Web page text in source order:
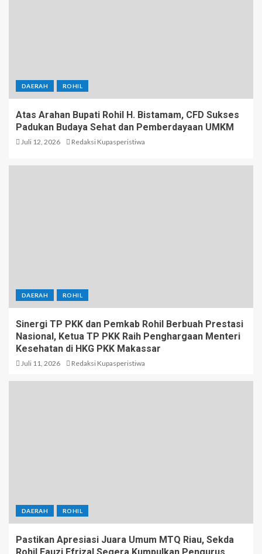
DAERAH ROHIL
Atas Arahan Bupati Rohil H. Bistamam, CFD Sukses
Padukan Budaya Sehat dan Pemberdayaan UMKM
Juli 12, 2026 Redaksi Kupasperistiwa
DAERAH ROHIL
Sinergi TP PKK dan Pemkab Rohil Berbuah Prestasi
Nasional, Ketua TP PKK Raih Penghargaan Menteri
Kesehatan di HKG PKK Makassar
Juli 11, 2026 Redaksi Kupasperistiwa
DAERAH ROHIL
Pastikan Apresiasi Juara Umum MTQ Riau, Sekda